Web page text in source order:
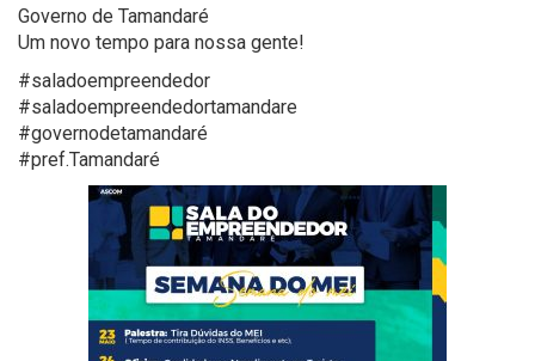
Governo de Tamandaré
Um novo tempo para nossa gente!
#saladoempreendedor
#saladoempreendedortamandare
#governodetamandaré
#pref.Tamandaré